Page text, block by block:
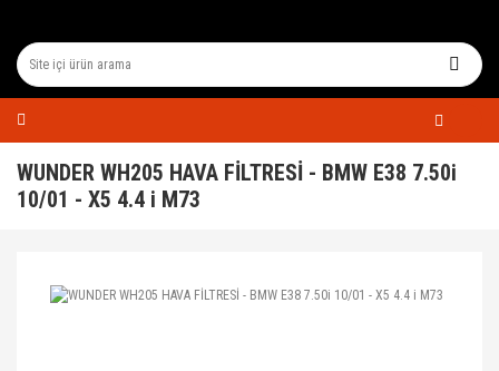
WUNDER WH205 HAVA FİLTRESİ - BMW E38 7.50i
10/01 - X5 4.4 i M73